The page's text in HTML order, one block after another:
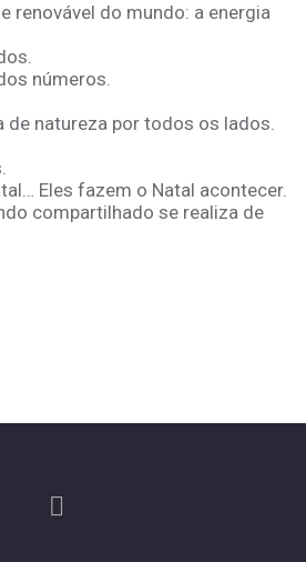
renovável do mundo: a energia
números.
de natureza por todos os lados.
Eles fazem o Natal acontecer.
compartilhado se realiza de